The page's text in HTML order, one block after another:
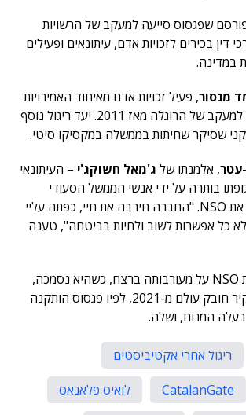
כי ב-2017 פורסם שפגסוס סייעה למעקב של הרשויות
דין בכירים לזכויות אדם, עיתונאים ופעילים
במדינה.
מנסור, פעיל זכויות אדם מאיחוד האמירויות
הערביות, היה יעד למעקב של הרוגלה מאז 2011. יעד ריגול נוסף
שסיקר שחיתות בממשלה במקסיקו סיטי.
עטר, אלמנתו של ג'מאל חשוקג'י – העיתונאי
ב-2018 וגופתו בותרה על ידי אנשי הממשל הסעודי
בטורקיה – תבעה את NSO. "החברה חירבה את חיי, כפתה עליי
כל אפשרות לשוב ולחיות בביטחה", טענה
האלמנה תבעה את NSO על מעורבותה ברצח, כשהיא נסמכה,
בין השאר, על תחקיר חובק עולם מ-2021, לפיו פגסוס הותקנה
המנוח, ושלה.
ריגול אחרי אקטיביסטים
CatalanGate
לואיס פלאנאס